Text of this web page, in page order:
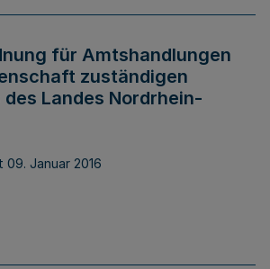
für Amtshandlungen
zuständigen
Landes Nordrhein-
09. Januar 2016